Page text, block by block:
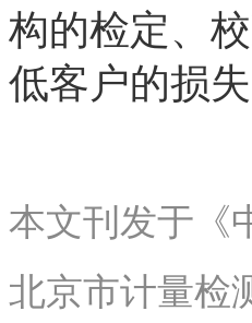
构的检定、
低客户的损失
本文刊发于《
北京市计量